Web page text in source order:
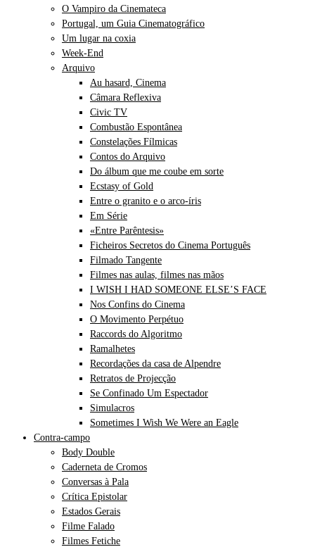
O Vampiro da Cinemateca
Portugal, um Guia Cinematográfico
Um lugar na coxia
Week-End
Arquivo
Au hasard, Cinema
Câmara Reflexiva
Civic TV
Combustão Espontânea
Constelações Fílmicas
Contos do Arquivo
Do álbum que me coube em sorte
Ecstasy of Gold
Entre o granito e o arco-íris
Em Série
«Entre Parêntesis»
Ficheiros Secretos do Cinema Português
Filmado Tangente
Filmes nas aulas, filmes nas mãos
I WISH I HAD SOMEONE ELSE’S FACE
Nos Confins do Cinema
O Movimento Perpétuo
Raccords do Algoritmo
Ramalhetes
Recordações da casa de Alpendre
Retratos de Projecção
Se Confinado Um Espectador
Simulacros
Sometimes I Wish We Were an Eagle
Contra-campo
Body Double
Caderneta de Cromos
Conversas à Pala
Crítica Epistolar
Estados Gerais
Filme Falado
Filmes Fetiche